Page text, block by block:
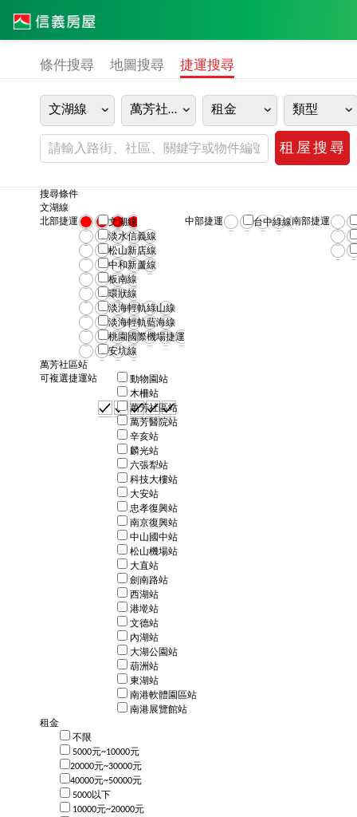
條件搜尋 地圖搜尋 捷運搜尋
文湖線 萬芳社區站 租金 類型
搜尋條件
文湖線
北部捷運
文湖線
淡水信義線
松山新店線
中和新蘆線
板南線
環狀線
淡海輕軌綠山線
淡海輕軌藍海線
桃園國際機場捷運
安坑線
中部捷運 台中綠線南部捷運
萬芳社區站
可複選捷運站
動物園站
木柵站
萬芳社區站
萬芳醫院站
辛亥站
麟光站
六張犁站
科技大樓站
大安站
忠孝復興站
南京復興站
中山國中站
松山機場站
大直站
劍南路站
西湖站
港墘站
文德站
內湖站
大湖公園站
葫洲站
東湖站
南港軟體園區站
南港展覽館站
租金
不限
5000元~10000元
20000元~30000元
40000元~50000元
5000以下
10000元~20000元